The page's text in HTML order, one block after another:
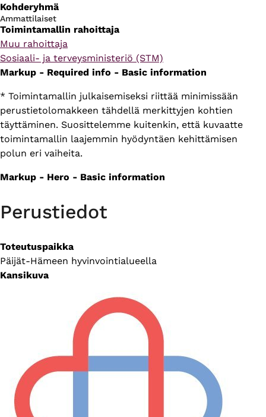
Kohderyhmä
Ammattilaiset
Toimintamallin rahoittaja
Muu rahoittaja
Sosiaali- ja terveysministeriö (STM)
Markup - Required info - Basic information
* Toimintamallin julkaisemiseksi riittää minimissään
perustietolomakkeen tähdellä merkittyjen kohtien
täyttäminen. Suosittelemme kuitenkin, että kuvaatte
toimintamallin laajemmin hyödyntäen kehittämisen
polun eri vaiheita.
Markup - Hero - Basic information
Perustiedot
Toteutuspaikka
Päijät-Hämeen hyvinvointialueella
Kansikuva